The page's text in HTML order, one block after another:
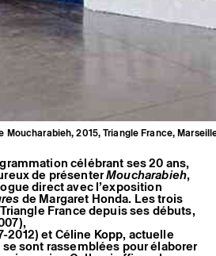
Moucharabieh, 2015, Triangle France,
célébrant ses 20 ans,
de présenterMoucharabieh,
direct avec l’exposition
de Margaret Honda. Les trois
France depuis ses débuts,
2012) et Céline Kopp, actuelle
sont rassemblées pour élaborer